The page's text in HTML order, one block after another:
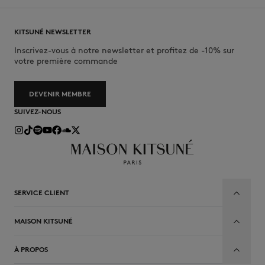
KITSUNÉ NEWSLETTER
Inscrivez-vous à notre newsletter et profitez de -10% sur
votre première commande
DEVENIR MEMBRE
SUIVEZ-NOUS
SERVICE CLIENT
MAISON KITSUNÉ
À PROPOS